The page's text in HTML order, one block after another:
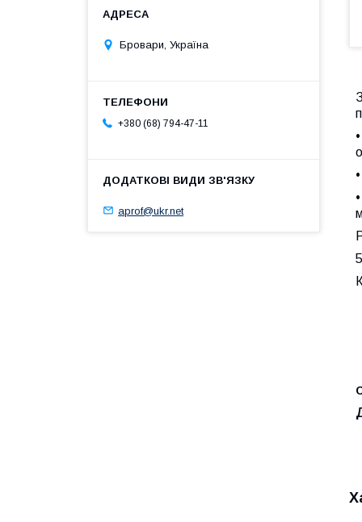
Бровари, Україна
+380 (68) 794-47-11
aprof@ukr.net